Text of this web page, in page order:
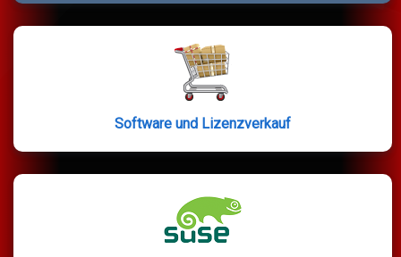
Software und Lizenzverkauf